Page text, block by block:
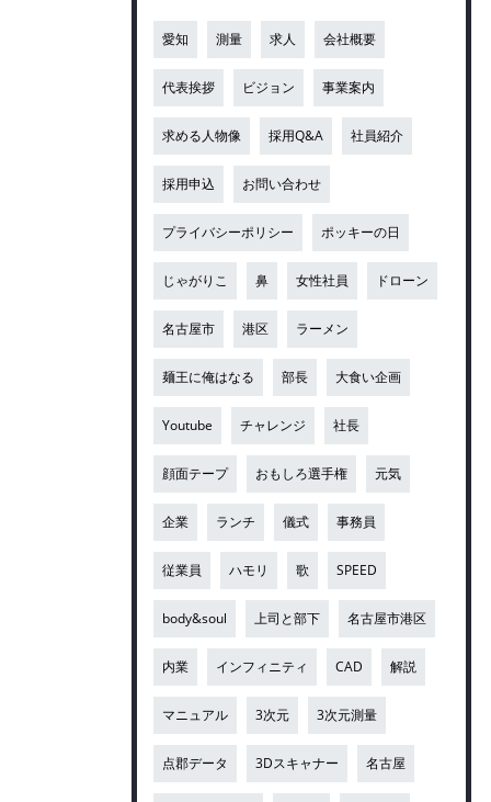
愛知 測量 求人 会社概要
代表挨拶 ビジョン 事業案内
求める人物像 採用Q&A 社員紹介
採用申込 お問い合わせ
プライバシーポリシー ポッキーの日
じゃがりこ 鼻 女性社員 ドローン
名古屋市 港区 ラーメン
麺王に俺はなる 部長 大食い企画
Youtube チャレンジ 社長
顔面テープ おもしろ選手権 元気
企業 ランチ 儀式 事務員
従業員 ハモリ 歌 SPEED
body&soul 上司と部下 名古屋市港区
内業 インフィニティ CAD 解説
マニュアル 3次元 3次元測量
点郡データ 3Dスキャナー 名古屋